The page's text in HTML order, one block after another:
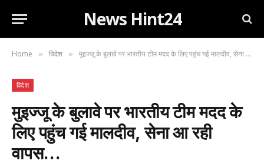
News Hint24
Home » विदेश » मुइज्जू के बुलावे पर भारतीय टीम मदद के लिए पहुंच गई मालदीव, सेना आ रही वापस…
विदेश
मुइज्जू के बुलावे पर भारतीय टीम मदद के
लिए पहुंच गई मालदीव, सेना आ रही
वापस…